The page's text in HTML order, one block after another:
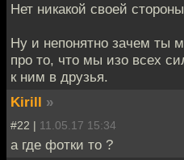
Нет никакой своей
Ну и непонятно зачем ты
про то, что мы изо всех
к ним в друзья.
Kirill »
#22 | 11.05.17 15:34
а где фотки то ?